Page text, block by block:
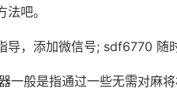
吧。
，添加微信号; sdf6770 随
一般是指通过一些无需对麻